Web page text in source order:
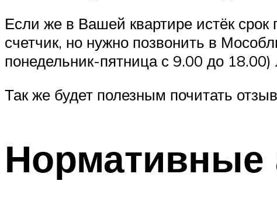
Если же в Вашей квартире истёк срок
счетчик, но нужно позвонить в
понедельник-пятница с 9.00 до
Так же будет полезным почитать
Нормативные